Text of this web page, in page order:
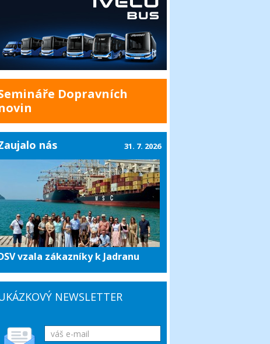
Dopravních
nás
vzala zákazníky k Jadranu
31. 7. 2026
NEWSLETTER